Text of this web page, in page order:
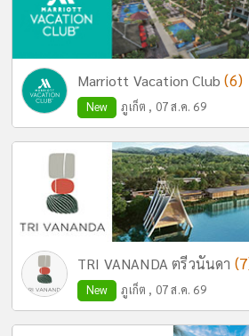
Marriott Vacation Club(6)
New ภูเก็ต , 07 ส.ค. 69
TRI VANANDA ตรีวนันดา
New ภูเก็ต , 07 ส.ค. 69